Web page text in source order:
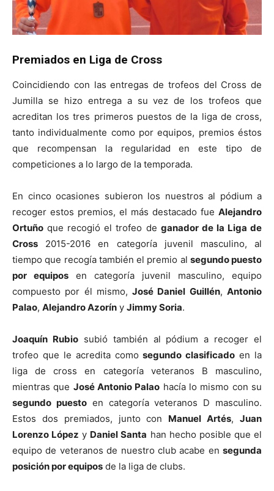
Premiados en Liga de Cross
Coincidiendo con las entregas de trofeos del Cross de
Jumilla se hizo entrega a su vez de los trofeos que
acreditan los tres primeros puestos de la liga de cross,
tanto individualmente como por equipos, premios éstos
que recompensan la regularidad en este tipo de
competiciones a lo largo de la temporada.
En cinco ocasiones subieron los nuestros al pódium a
recoger estos premios, el más destacado fue Alejandro
Ortuño que recogió el trofeo de ganador de la Liga de
Cross 2015-2016 en categoría juvenil masculino, al
tiempo que recogía también el premio al segundo puesto
por equipos en categoría juvenil masculino, equipo
compuesto por él mismo,José Daniel Guillén,Antonio
Palao, Alejandro Azorín y Jimmy Soria.
Joaquín Rubiosubió también al pódium a recoger el
trofeo que le acredita comosegundo clasificado en la
liga de cross en categoría veteranos B masculino,
mientras que José Antonio Palao hacía lo mismo con su
segundo puestoen categoría veteranos D masculino.
Estos dos premiados, junto con Manuel Artés,Juan
Lorenzo López y Daniel Santa han hecho posible que el
equipo de veteranos de nuestro club acabe en segunda
posición por equipos de la liga de clubs.